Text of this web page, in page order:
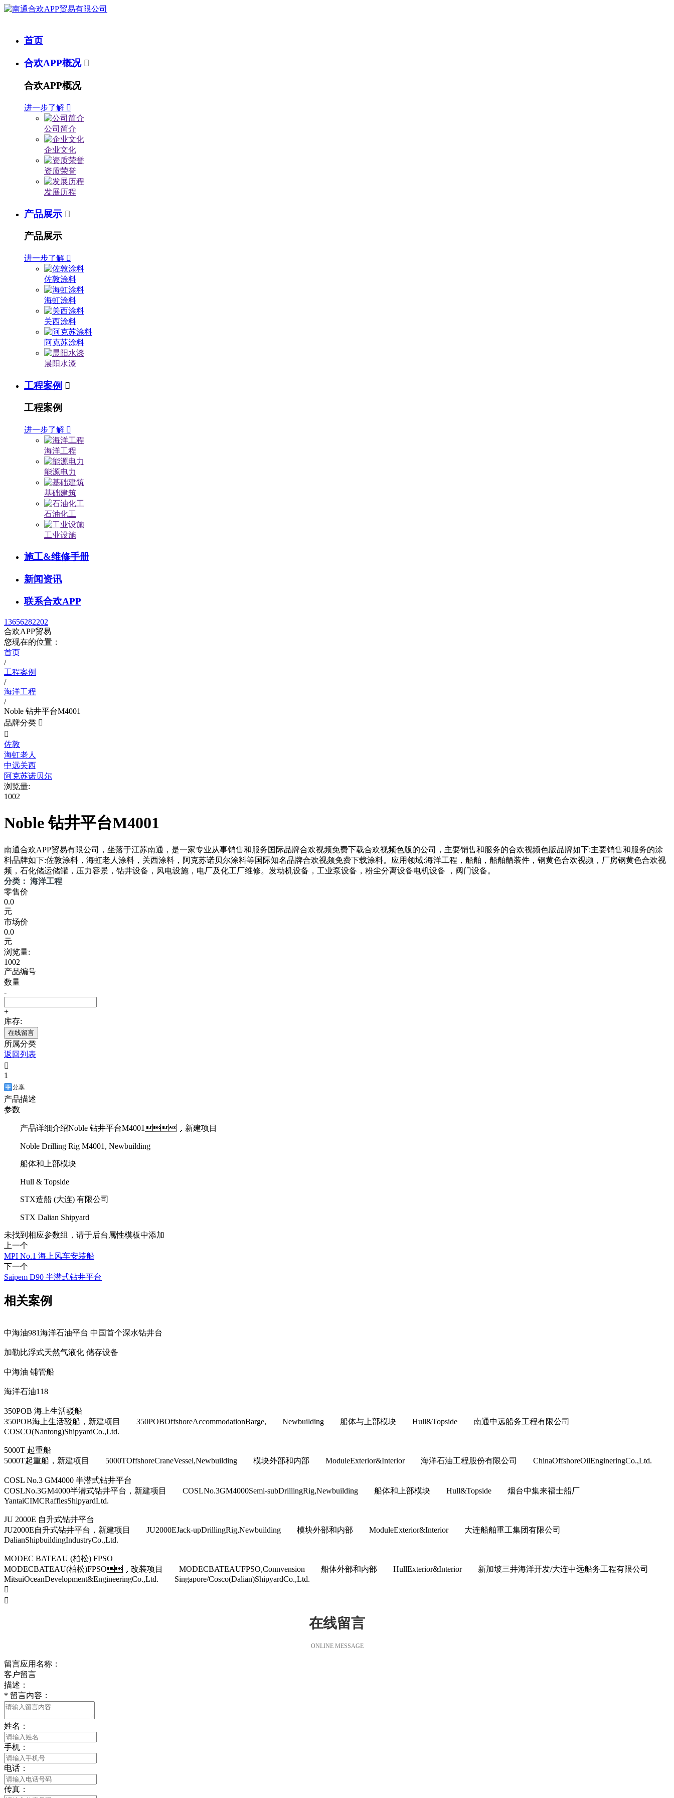
首页
合欢APP概况 
合欢APP概况
进一步了解 
公司简介
企业文化
资质荣誉
发展历程
产品展示 
产品展示
进一步了解 
佐敦涂料
海虹涂料
关西涂料
阿克苏涂料
晨阳水漆
工程案例 
工程案例
进一步了解 
海洋工程
能源电力
基础建筑
石油化工
工业设施
施工&维修手册
新闻资讯
联系合欢APP
13656282202
合欢APP贸易
您现在的位置：
首页
/
工程案例
/
海洋工程
/
Noble 钻井平台M4001
品牌分类 

佐敦
海虹老人
中远关西
阿克苏诺贝尔
浏览量:
1002
Noble 钻井平台M4001
南通合欢APP贸易有限公司，坐落于江苏南通，是一家专业从事销售和服务国际品牌合欢视频免费下载合欢视频色版的公司，主要销售和服务的合欢视频色版品牌如下:主要销售和服务的涂
料品牌如下:佐敦涂料，海虹老人涂料，关西涂料，阿克苏诺贝尔涂料等国际知名品牌合欢视频免费下载涂料。应用领域:海洋工程，船舶，船舶舾装件，钢黄色合欢视频，厂房钢黄色合欢视
频，石化储运储罐，压力容景，钻井设备，风电设施，电厂及化工厂维修。发动机设备，工业泵设备，粉尘分离设备电机设备 ，阀门设备。
分类： 海洋工程
零售价
0.0
元
市场价
0.0
元
浏览量:
1002
产品编号
数量
-
+
库存:
在线留言
所属分类
返回列表

1
分享
产品描述
参数
产品详细介绍Noble 钻井平台M4001，新建项目
Noble Drilling Rig M4001, Newbuilding
船体和上部模块
Hull & Topside
STX造船 (大连) 有限公司
STX Dalian Shipyard
未找到相应参数组，请于后台属性模板中添加
上一个
MPI No.1 海上风车安装船
下一个
Saipem D90 半潜式钻井平台
相关案例
中海油981海洋石油平台 中国首个深水钻井台
加勒比浮式天然气液化 储存设备
中海油 铺管船
海洋石油118
350POB 海上生活驳船
350POB海上生活驳船，新建项目 350POBOffshoreAccommodationBarge, Newbuilding 船体与上部模块 Hull&Topside 南通中远船务工程有限公司
COSCO(Nantong)ShipyardCo.,Ltd.
5000T 起重船
5000T起重船，新建项目 5000TOffshoreCraneVessel,Newbuilding 模块外部和内部 ModuleExterior&Interior 海洋石油工程股份有限公司 ChinaOffshoreOilEngineringCo.,Ltd.
COSL No.3 GM4000 半潜式钻井平台
COSLNo.3GM4000半潜式钻井平台，新建项目 COSLNo.3GM4000Semi-subDrillingRig,Newbuilding 船体和上部模块 Hull&Topside 烟台中集来福士船厂
YantaiCIMCRafflesShipyardLtd.
JU 2000E 自升式钻井平台
JU2000E自升式钻井平台，新建项目 JU2000EJack-upDrillingRig,Newbuilding 模块外部和内部 ModuleExterior&Interior 大连船舶重工集团有限公司
DalianShipbuildingIndustryCo.,Ltd.
MODEC BATEAU (柏松) FPSO
MODECBATEAU(柏松)FPSO，改装项目 MODECBATEAUFPSO,Connvension 船体外部和内部 HullExterior&Interior 新加坡三井海洋开发/大连中远船务工程有限公司
MitsuiOceanDevelopment&EngineeringCo.,Ltd. Singapore/Cosco(Dalian)ShipyardCo.,Ltd.


在线留言
ONLINE MESSAGE
留言应用名称：
客户留言
描述：
* 留言内容：
姓名：
手机：
电话：
传真：